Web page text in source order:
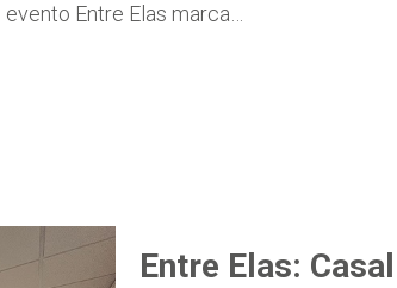
Entre Elas marca…
Entre Elas: